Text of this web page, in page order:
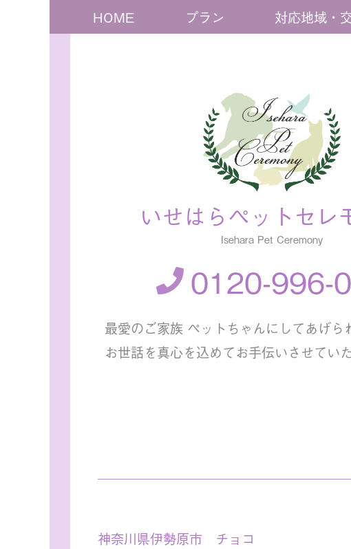
HOME プラン 対応地域・
いせはらペットセレ
Isehara Pet Ceremony
0120-996-
最愛のご家族 ペットちゃんにしてあげら
お世話を真心を込めてお手伝いさせてい
神奈川県伊勢原市 チョコ